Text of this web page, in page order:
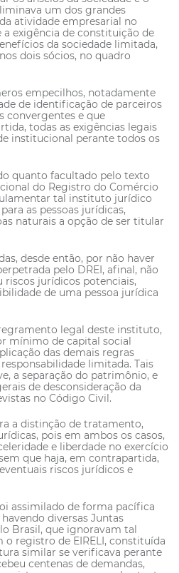
um dos grandes
atividade empresarial no
exigência de constituição de
da sociedade limitada,
dois sócios, no quadro
empecilhos, notadamente
de identificação de parceiros
convergentes e que
todas as exigências legais
institucional perante todos os
quanto facultado pelo texto
do Registro do Comércio
tal instituto jurídico
as pessoas jurídicas,
naturais a opção de ser titular
desde então, por não haver
pelo DREI, afinal, não
riscos jurídicos potenciais,
de uma pessoa jurídica
legal deste instituto,
mínimo de capital social
das demais regras
limitada. Tais
a separação do patrimônio, e
de desconsideração da
no Código Civil.
a distinção de tratamento,
pois em ambos os casos,
e liberdade no exercício
que haja, em contrapartida,
riscos jurídicos e
assimilado de forma pacífica
diversas Juntas
Brasil, que ignoravam tal
registro de EIRELI, constituída
similar se verificava perante
centenas de demandas,